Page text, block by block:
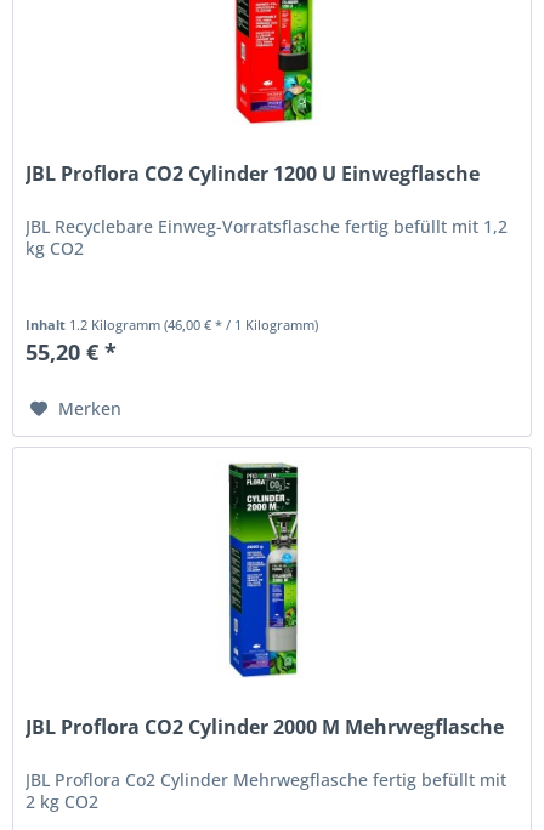
JBL Proflora CO2 Cylinder 1200 U Einwegflasche
JBL Recyclebare Einweg-Vorratsflasche fertig befüllt mit 1,2
kg CO2
Inhalt 1.2 Kilogramm(46,00 € * / 1 Kilogramm)
55,20 € *
Merken
JBL Proflora CO2 Cylinder 2000 M Mehrwegflasche
JBL Proflora Co2 Cylinder Mehrwegflasche fertig befüllt mit
2 kg CO2